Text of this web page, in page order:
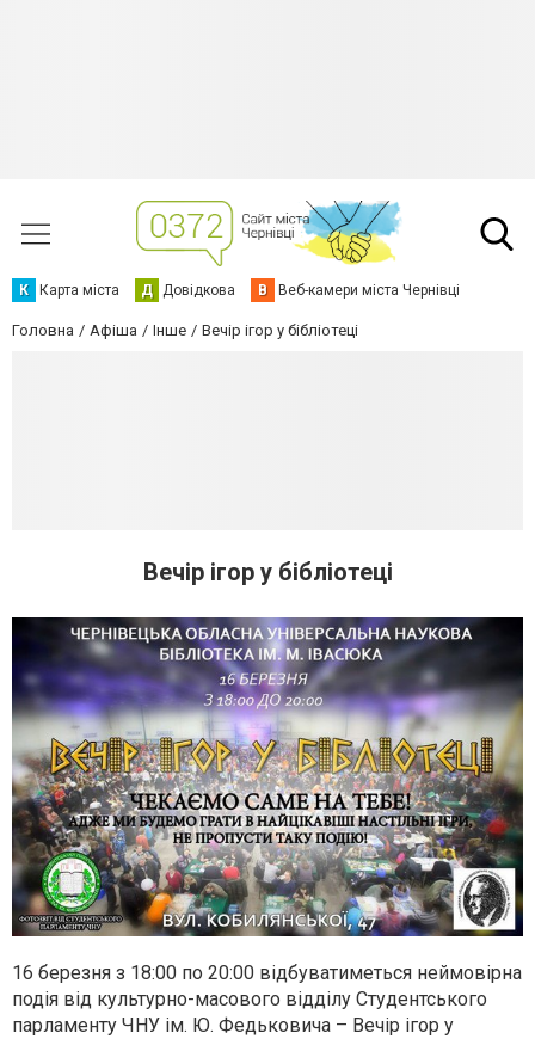
К Карта міста Д Довідкова В Веб-камери міста Чернівці
Головна Афіша Інше Вечір ігор у бібліотеці
Вечір ігор у бібліотеці
16 березня з 18:00 по 20:00 відбуватиметься неймовірна
подія від культурно-масового відділу Студентського
парламенту ЧНУ ім. Ю. Федьковича – Вечір ігор у